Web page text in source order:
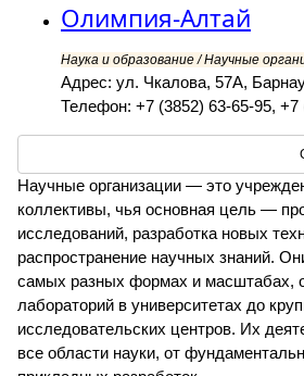
Олимпия-Алтай
Наука и образование / Научные
Адрес: ул. Чкалова, 57А,
Телефон: +7 (3852) 63-65-95, +7
Научные организации — это
коллективы, чья основная цель —
исследований, разработка новых
распространение научных знаний.
самых разных формах и масштабах,
лабораторий в университетах до
исследовательских центров. Их
все области науки, от